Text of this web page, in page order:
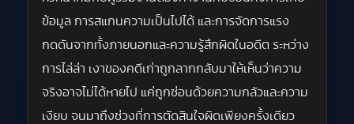
ข้อมูล การสแกนความเป็นไปได้ และการจัดการแรง
กดดันจากทั้งภายนอกและความรู้สึกผิดในอดีต ระหว่าง
การไล่ล่า เงาของคดีเก่าถูกลากกลับมาให้เห็นว่าความ
จริงอาจไม่ได้หายไป แค่ถูกซ่อนด้วยความกลัวและความ
เงียบ จนมาถึงช่วงที่การตัดสินใจผิดเพียงครั้งเดียว